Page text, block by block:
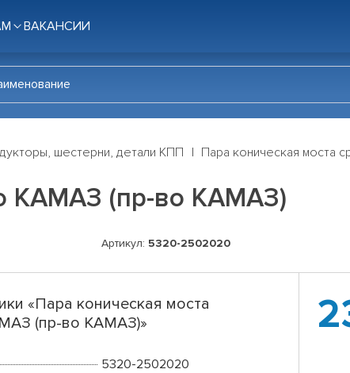
ВАКАНСИИ
шестерни, детали КПП Пара коническая моста
КАМАЗ (пр-во КАМАЗ)
Артикул: 5320-2502020
«Пара коническая моста
(пр-во КАМАЗ)»
5320-2502020